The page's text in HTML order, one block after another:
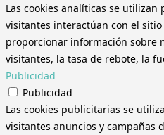
Las cookies analíticas se utilizan
visitantes interactúan con el sitio
proporcionar información sobre
visitantes, la tasa de rebote, la
Publicidad
Publicidad
Las cookies publicitarias se
visitantes anuncios y campañas